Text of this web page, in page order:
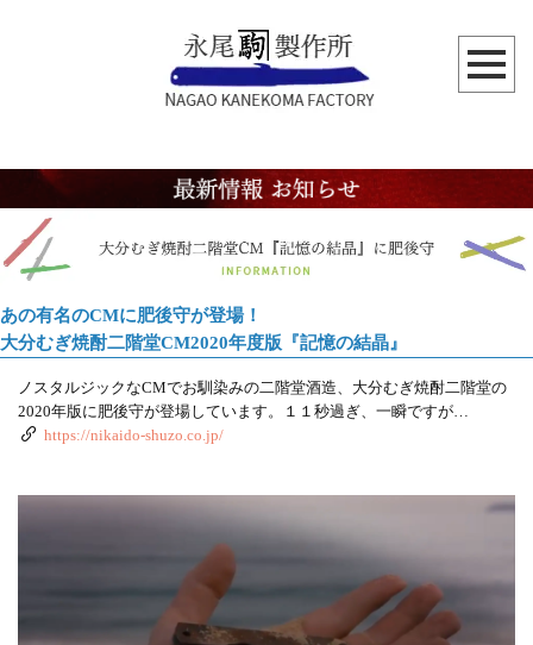
あの有名のCMに肥後守が登場！
大分むぎ焼酎二階堂CM2020年度版『記憶の結晶』
ノスタルジックなCMでお馴染みの二階堂酒造、大分むぎ焼酎二階堂の
2020年版に肥後守が登場しています。１１秒過ぎ、一瞬ですが…
https://nikaido-shuzo.co.jp/